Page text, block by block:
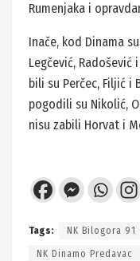
Rumenjaka i
Inače, kod Dinama
Legčević,
bili su Perčec, Filjić i
pogodili su Nikolić,
nisu zabili Horvat i
Tags: NK Bilogora 91
NK Dinamo Predavac